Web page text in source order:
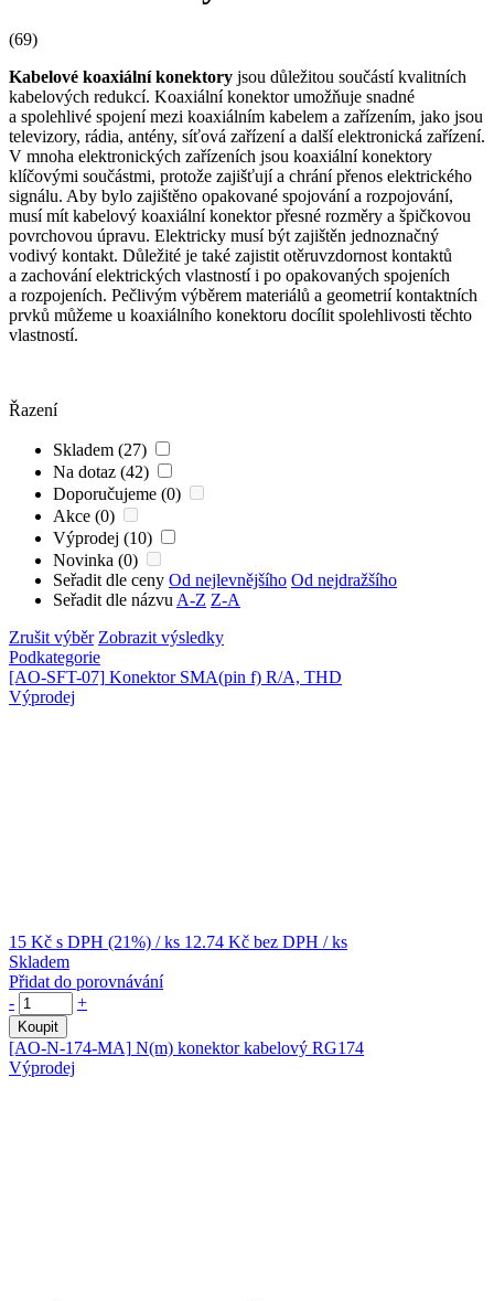
(69)
Kabelové koaxiálníkonektory jsou důležitou součástí kvalitních
kabelových redukcí. Koaxiálníkonektorumožňuje snadné
a spolehlivé spojení mezi koaxiálním kabelem a zařízením, jako jsou
televizory, rádia, antény, síťová zařízení a další elektronická zařízení.
V mnoha elektronických zařízeních jsou koaxiálníkonektory
klíčovými součástmi, protože zajišťují a chrání přenos elektrického
signálu. Aby bylo zajištěno opakované spojování a rozpojování,
musí mít kabelový koaxiálníkonektorpřesné rozměry a špičkovou
povrchovou úpravu. Elektricky musí být zajištěn jednoznačný
vodivý kontakt. Důležité je také zajistit otěruvzdornost kontaktů
a zachování elektrických vlastností i po opakovaných spojeních
a rozpojeních. Pečlivým výběrem materiálů a geometrií kontaktních
prvků můžeme u koaxiálního konektoru docílit spolehlivosti těchto
vlastností.
Řazení
Skladem (27)
Na dotaz (42)
Doporučujeme (0)
Akce (0)
Výprodej (10)
Novinka (0)
Seřadit dle ceny Od nejlevnějšího Od nejdražšího
Seřadit dle názvu A-Z Z-A
Zrušit výběr Zobrazit výsledky
Podkategorie
[AO-SFT-07] Konektor SMA(pin f) R/A, THD
Výprodej
15 Kč s DPH (21%) / ks 12.74 Kč bez DPH / ks
Skladem
Přidat do porovnávání
-
+
Koupit
[AO-N-174-MA] N(m) konektor kabelový RG174
Výprodej